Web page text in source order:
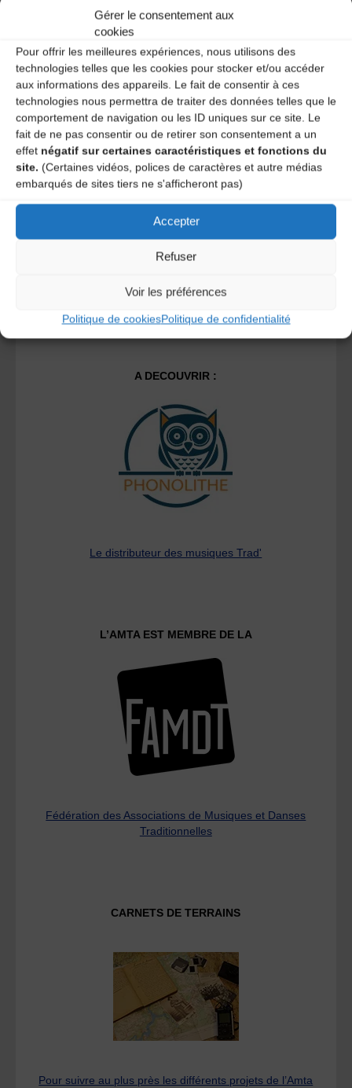
Gérer le consentement aux
cookies
Pour offrir les meilleures expériences, nous utilisons des
technologies telles que les cookies pour stocker et/ou accéder
aux informations des appareils. Le fait de consentir à ces
technologies nous permettra de traiter des données telles que le
comportement de navigation ou les ID uniques sur ce site. Le
fait de ne pas consentir ou de retirer son consentement a un
effet négatif sur certaines caractéristiques et fonctions du
site. (Certaines vidéos, polices de caractères et autre médias
embarqués de sites tiers ne s'afficheront pas)
Accepter
Refuser
Voir les préférences
Politique de cookiesPolitique de confidentialité
Save my name, email, and site URL in my browser for next
time I post a comment.
Ce site utilise Akismet pour réduire les indésirables.
savoir plus sur la façon dont les données de vos
commentaires sont traitées.
A DECOUVRIR :
Le distributeur des musiques Trad'
L’AMTA EST MEMBRE DE LA
Fédération des Associations de Musiques et Danses
Traditionnelles
CARNETS DE TERRAINS
Pour suivre au plus près les différents projets de l’Amta